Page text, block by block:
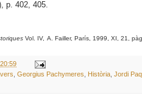
p. 402, 405.
Vol. IV, A. Failler, París, 1999, XI, 21, pàg
20:59
Georgius Pachymeres Història Jordi